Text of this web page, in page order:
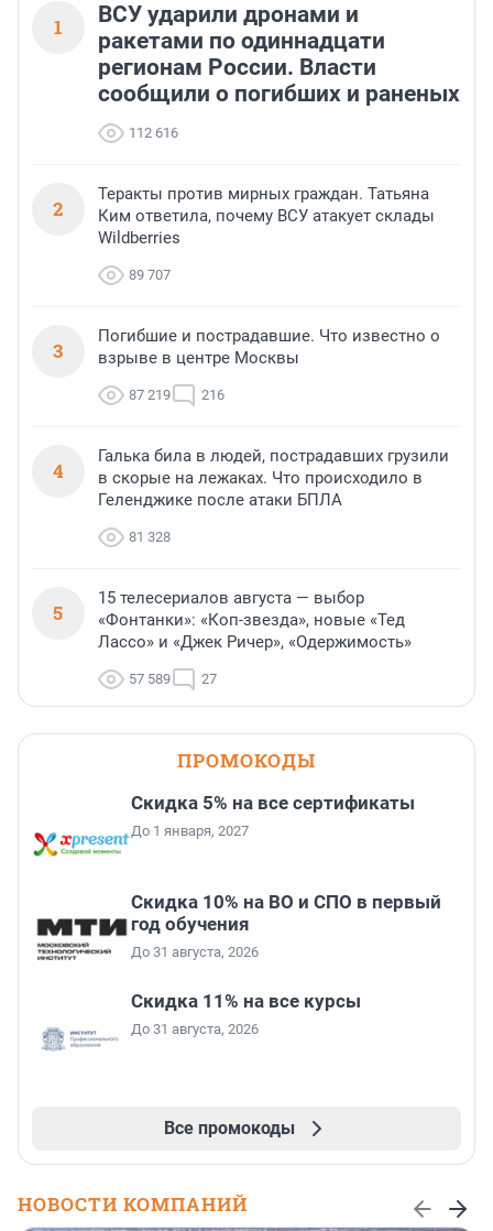
1
ВСУ ударили дронами и
ракетами по одиннадцати
регионам России. Власти
сообщили о погибших и раненых
112 616
2
Теракты против мирных граждан. Татьяна
Ким ответила, почему ВСУ атакует склады
Wildberries
89 707
3
Погибшие и пострадавшие. Что известно о
взрыве в центре Москвы
87 219 216
4
Галька била в людей, пострадавших грузили
в скорые на лежаках. Что происходило в
Геленджике после атаки БПЛА
81 328
5
15 телесериалов августа — выбор
«Фонтанки»: «Коп-звезда», новые «Тед
Лассо» и «Джек Ричер», «Одержимость»
57 589 27
ПРОМОКОДЫ
Скидка 5% на все сертификаты
До 1 января, 2027
Скидка 10% на ВО и СПО в первый
год обучения
До 31 августа, 2026
Скидка 11% на все курсы
До 31 августа, 2026
Все промокоды
НОВОСТИ КОМПАНИЙ